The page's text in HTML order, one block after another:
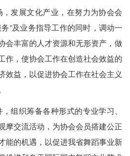
发展文化产业，在努力为协会会
”及业务指导工作的同时，调动一
会丰富的人才资源和无形资产，做
作，使协会工作在创造社会效益的
效益，以促进协会工作在社会主义
织筹备各种形式的专业学习、
摩交流活动，为协会会员搭建公正
能的机遇，以促进我省舞蹈事业新